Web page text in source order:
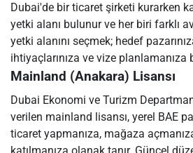
Dubai'de bir ticaret şirketi kurarken
yetki alanı bulunur ve her biri farklı
yetki alanını seçmek; hedef
ihtiyaçlarınıza ve vize planlamanıza
Mainland (Anakara) Lisansı
Dubai Ekonomi ve Turizm
verilen mainland lisansı, yerel BAE
ticaret yapmanıza, mağaza